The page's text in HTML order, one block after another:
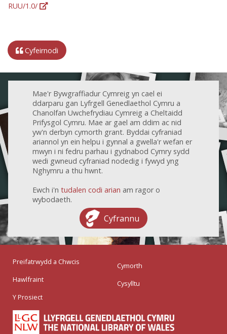
RUU/1.0/
Cyfeirnodi
Mae'r Bywgraffiadur Cymreig yn cael ei
ddarparu gan Lyfrgell Genedlaethol Cymru a
Chanolfan Uwchefrydiau Cymreig a Cheltaidd
Prifysgol Cymru. Mae ar gael am ddim ac nid
yw'n derbyn cymorth grant. Byddai cyfraniad
ariannol yn ein helpu i gynnal a gwella'r wefan er
mwyn i ni fedru parhau i gydnabod Cymry sydd
wedi gwneud cyfraniad nodedig i fywyd yng
Nghymru a thu hwnt.
Ewch i'n tudalen codi arian am ragor o
wybodaeth.
Cyfrannu
Preifatrwydd a Chwcis
Hawlfraint
Y Prosiect
Cymorth
Cysylltu